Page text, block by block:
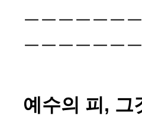
ㅡㅡㅡㅡㅡㅡ
ㅡㅡㅡㅡㅡㅡ
예수의 피, 그